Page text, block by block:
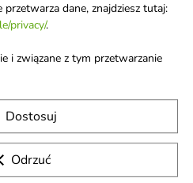
5 z 5 pozycji
dane, znajdziesz tutaj:
privacy/.
i związane z tym przetwarzanie
Dostosuj
Odrzuć